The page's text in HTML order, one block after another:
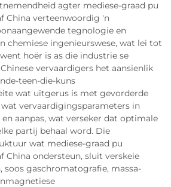
agter mediese-graad pu
China verteenwoordig 'n
tegnologie en
chemiese ingenieurswese, wat lei tot
hoër is as die industrie se
vervaardigers het aansienlik
teen-die-kuns
wat uitgerus is met gevorderde
wat vervaardigingsparameters in
aanpas, wat verseker dat optimale
partij behaal word. Die
wat mediese-graad pu
China ondersteun, sluit verskeie
soos gaschromatografie, massa-